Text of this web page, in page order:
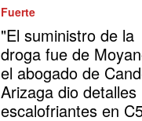
Fuerte
"El suministro de la
droga fue de
el abogado de
Arizaga dio detalles
escalofriantes en